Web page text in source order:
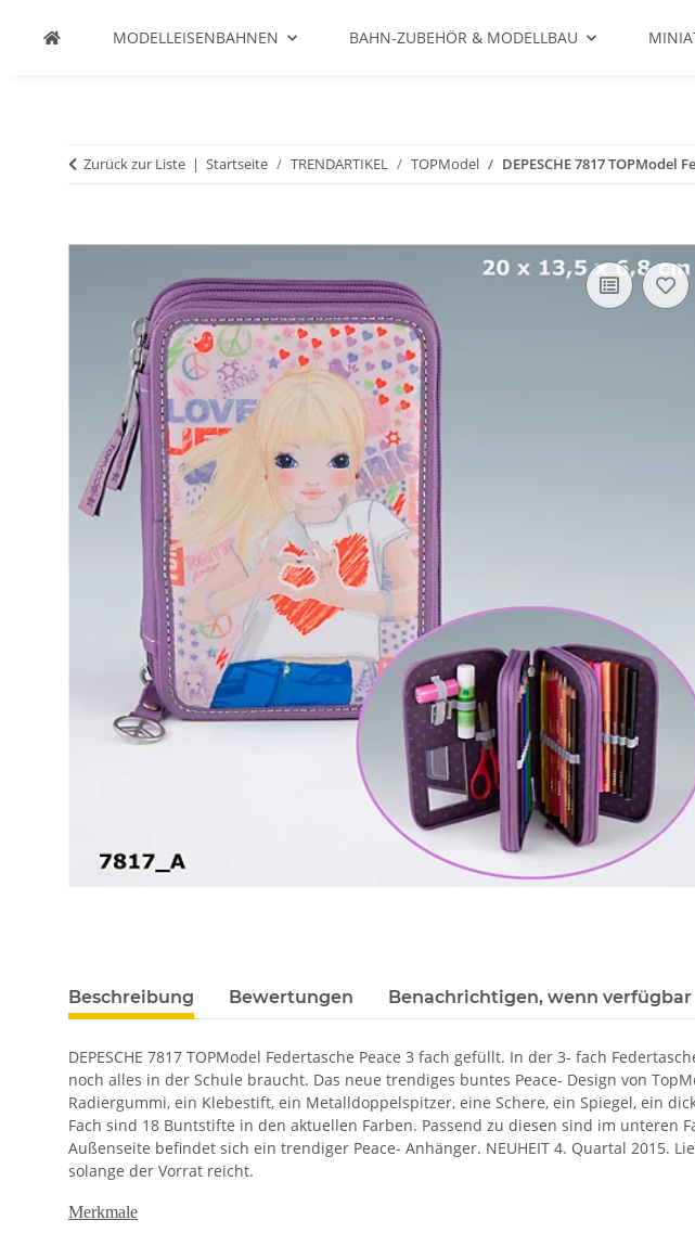
MODELLEISENBAHNEN BAHN-ZUBEHÖR & MODELLBAU
Zurück zur Liste Startseite TRENDARTIKEL TOPModel DEPESCHE 7817 TOPModel
Beschreibung Bewertungen Benachrichtigen, wenn verfügbar
DEPESCHE 7817 TOPModel Federtasche Peace 3 fach gefüllt. In der 3- fach
noch alles in der Schule braucht. Das neue trendiges buntes Peace- Design von
Radiergummi, ein Klebestift, ein Metalldoppelspitzer, eine Schere, ein Spiegel, ein
Fach sind 18 Buntstifte in den aktuellen Farben. Passend zu diesen sind im unteren
Außenseite befindet sich ein trendiger Peace- Anhänger. NEUHEIT 4. Quartal 2015.
solange der Vorrat reicht.
Merkmale